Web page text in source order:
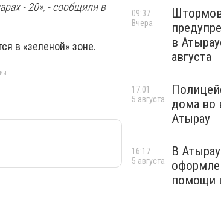
- 20», - сообщили в
в «зеленой» зоне.
в
августа
09:37
Вчера
дома во
Атырау
17:01
5 августа
В
помощи
16:17
5 августа